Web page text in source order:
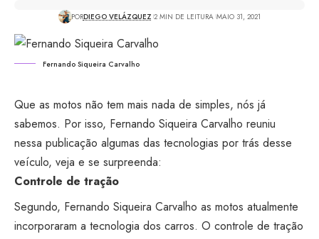
PORDIEGO VELÁZQUEZ 2 MIN DE LEITURA MAIO 31, 2021
Fernando Siqueira Carvalho
Que as motos não tem mais nada de simples, nós já
sabemos. Por isso, Fernando Siqueira Carvalho reuniu
nessa publicação algumas das tecnologias por trás desse
veículo, veja e se surpreenda:
Controle de tração
Segundo, Fernando Siqueira Carvalho as motos atualmente
incorporaram a tecnologia dos carros. O controle de tração